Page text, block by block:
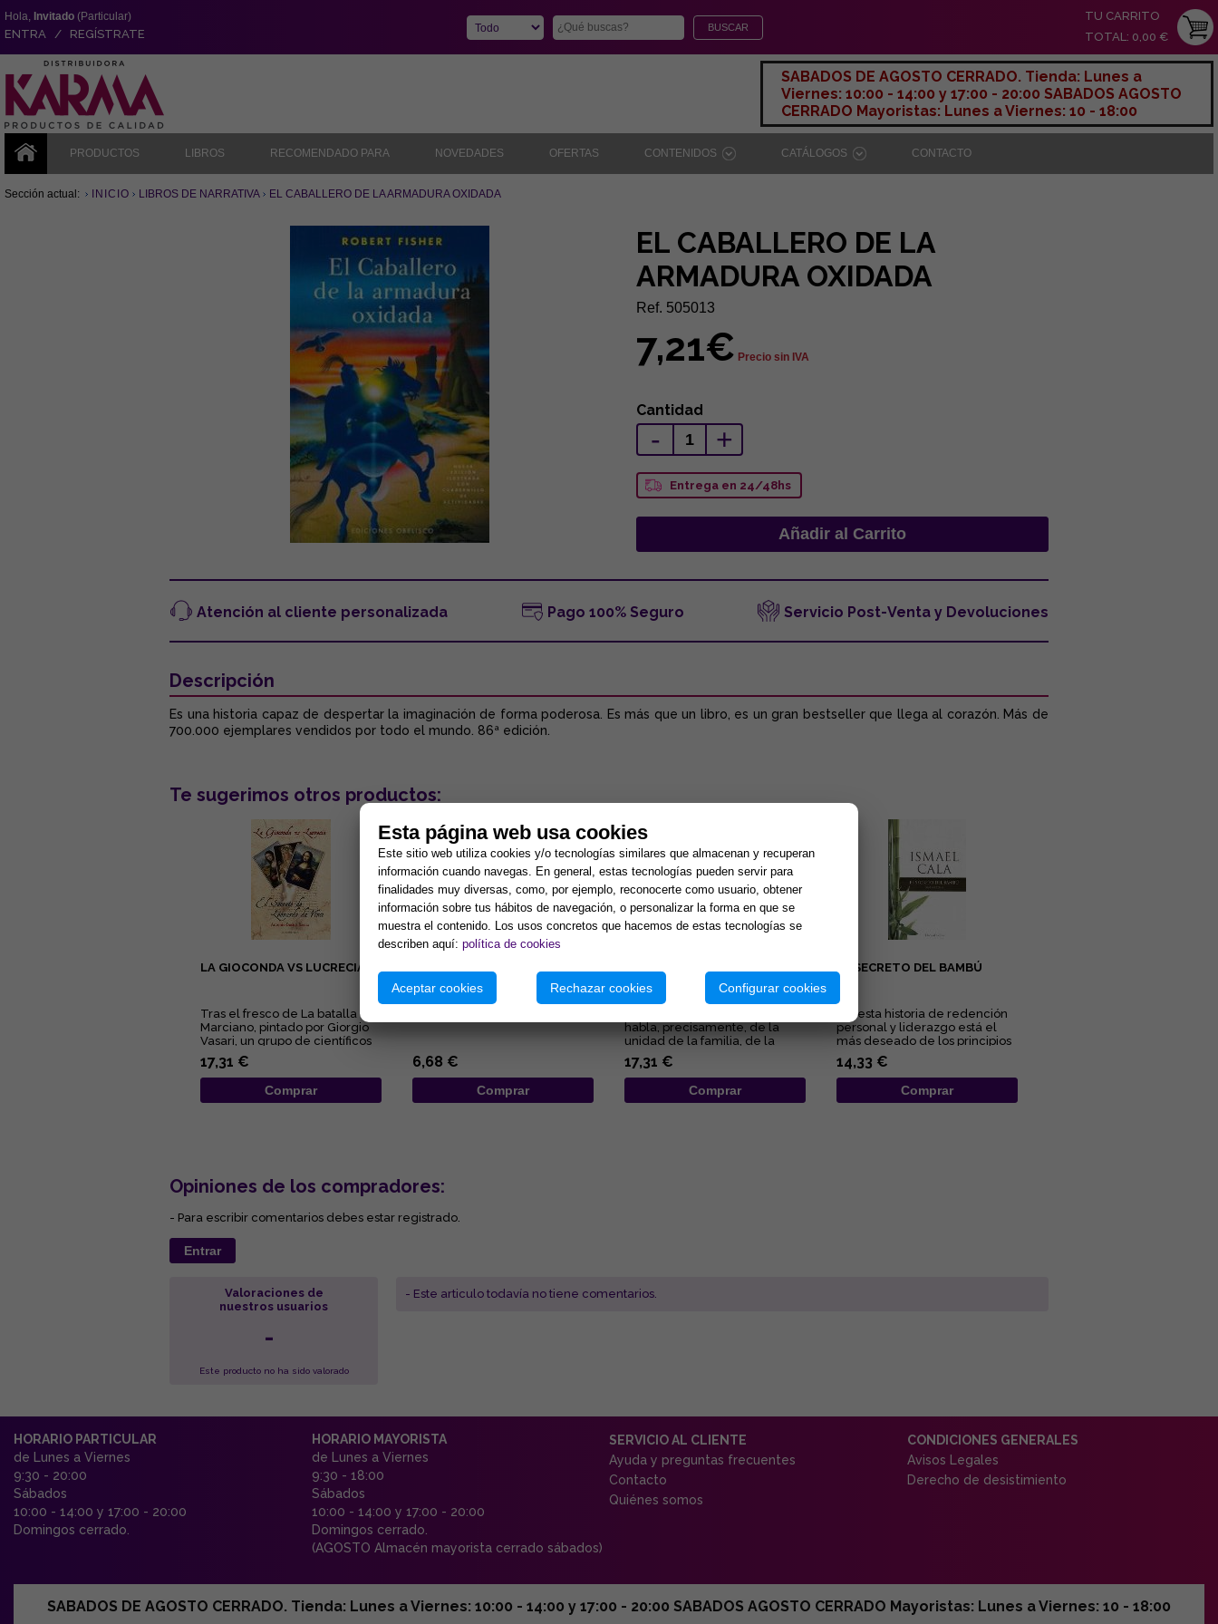
Hola, Invitado (Particular)
ENTRA / REGÍSTRATE
TU CARRITO
TOTAL: 0,00 €
SABADOS DE AGOSTO CERRADO. Tienda: Lunes a
Viernes: 10:00 - 14:00 y 17:00 - 20:00 SABADOS AGOSTO
CERRADO Mayoristas: Lunes a Viernes: 10 - 18:00
PRODUCTOS LIBROS RECOMENDADO PARA NOVEDADES OFERTAS CONTENIDOS CATÁLOGOS CONTACTO
Sección actual: INICIO LIBROS DE NARRATIVA EL CABALLERO DE LA ARMADURA OXIDADA
EL CABALLERO DE LA
ARMADURA OXIDADA
Ref. 505013
7,21€ Precio sin IVA
Cantidad
- +
Entrega en 24/48hs
Atención al cliente personalizada Pago 100% Seguro Servicio Post-Venta y Devoluciones
Descripción
Es una historia capaz de despertar la imaginación de forma poderosa. Es más que un libro, es un gran bestseller que llega al corazón. Más de
700.000 ejemplares vendidos por todo el mundo. 86ª edición.
Te sugerimos otros productos:
LA GIOCONDA VS LUCRECIA
Tras el fresco de La batalla de
Marciano, pintado por Giorgio
Vasari, un grupo de científicos
e investigadores...
17,31 €
Comprar
6,68 €
Comprar
habla, precisamente, de la
unidad de la familia, de la
lucha por mantenernos juntos
...
17,31 €
Comprar
EL SECRETO DEL BAMBÚ
"En esta historia de redención
personal y liderazgo está el
más deseado de los principios
humanos: el poder el...
14,33 €
Comprar
Opiniones de los compradores:
- Para escribir comentarios debes estar registrado.
Entrar
Valoraciones de
nuestros usuarios
-
Este producto no ha sido valorado
- Este articulo todavía no tiene comentarios.
HORARIO PARTICULAR
de Lunes a Viernes
9:30 - 20:00
Sábados
10:00 - 14:00 y 17:00 - 20:00
Domingos cerrado.
HORARIO MAYORISTA
de Lunes a Viernes
9:30 - 18:00
Sábados
10:00 - 14:00 y 17:00 - 20:00
Domingos cerrado.
(AGOSTO Almacén mayorista cerrado sábados)
SERVICIO AL CLIENTE
Ayuda y preguntas frecuentes
Contacto
Quiénes somos
CONDICIONES GENERALES
Avisos Legales
Derecho de desistimiento
SABADOS DE AGOSTO CERRADO. Tienda: Lunes a Viernes: 10:00 - 14:00 y 17:00 - 20:00 SABADOS AGOSTO CERRADO Mayoristas: Lunes a Viernes: 10 - 18:00
Esta página web usa cookies
Este sitio web utiliza cookies y/o tecnologías similares que almacenan y recuperan
información cuando navegas. En general, estas tecnologías pueden servir para
finalidades muy diversas, como, por ejemplo, reconocerte como usuario, obtener
información sobre tus hábitos de navegación, o personalizar la forma en que se
muestra el contenido. Los usos concretos que hacemos de estas tecnologías se
describen aquí: política de cookies
Aceptar cookies Rechazar cookies Configurar cookies